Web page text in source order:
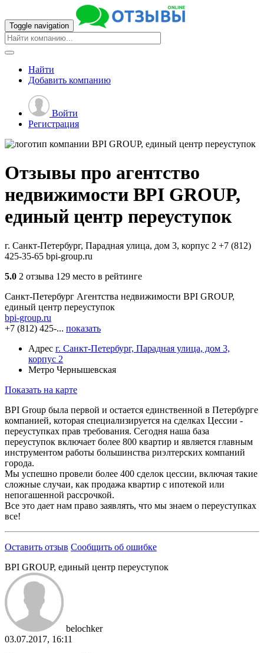
Toggle navigation
Найти
Добавить компанию
Войти
Регистрация
Отзывы про агентство
недвижимости BPI GROUP,
единый центр переуступок
г. Санкт-Петербург, Парадная улица, дом 3, корпус 2 +7 (812)
425-35-65 bpi-group.ru
5.0 2 отзыва 129 место в рейтинге
Санкт-Петербург Агентства недвижимости BPI GROUP,
единый центр переуступок
bpi-group.ru
+7 (812) 425-... показать
Адрес г. Санкт-Петербург, Парадная улица, дом 3,
корпус 2
Метро Чернышевская
Показать на карте
BPI Group была первой и остается единственной в Петербурге
компанией, которая специализируется на сделках Цессии -
переуступках прав требования. Сегодня наша база
переуступок включает более 800 квартир и является главным
инструментом работы большинства риэлтерских компаний
города.
Мы успешно провели более 400 сделок цессии, включая такие
сложные случаи, как продажа квартир с ипотекой или
непогашенной рассрочкой.
Все это дает нам право заявлять, что мы знаем о переуступках
все!
Оставить отзыв Сообщить об ошибке
BPI GROUP, единый центр переуступок
belochker
03.07.2017, 16:11